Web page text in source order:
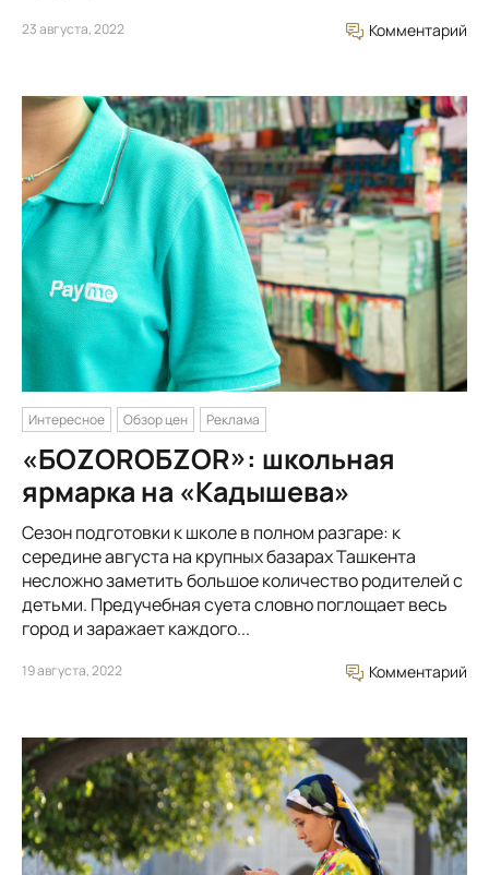
23 августа, 2022 Комментарий
Интересное Обзор цен Реклама
«БОZORОБZOR»: школьная
ярмарка на «Кадышева»
Сезон подготовки к школе в полном разгаре: к
середине августа на крупных базарах Ташкента
несложно заметить большое количество родителей с
детьми. Предучебная суета словно поглощает весь
город и заражает каждого...
19 августа, 2022 Комментарий